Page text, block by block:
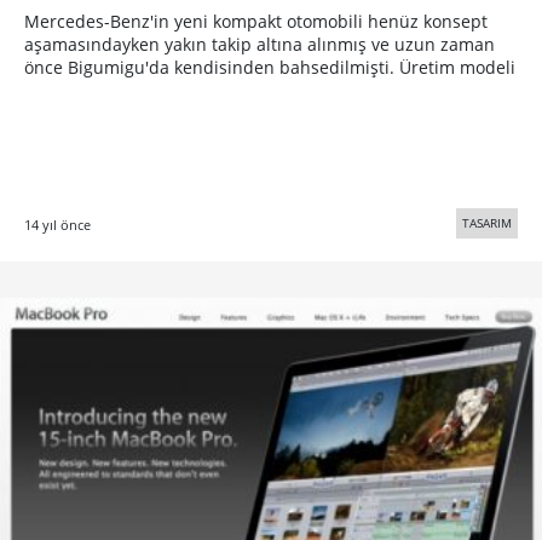
Mercedes-Benz'in yeni kompakt otomobili henüz konsept
aşamasındayken yakın takip altına alınmış ve uzun zaman
önce Bigumigu'da kendisinden bahsedilmişti. Üretim modeli
14 yıl önce TASARIM